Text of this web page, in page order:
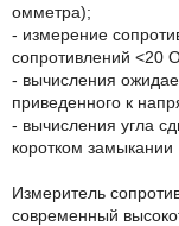
омметра);
- измерение
сопротивлений <20
- вычисления
приведенного к
- вычисления угла
коротком замыкании
Измеритель
современный